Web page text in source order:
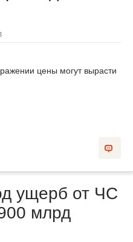
цены могут вырасти
ущерб от ЧС
млрд